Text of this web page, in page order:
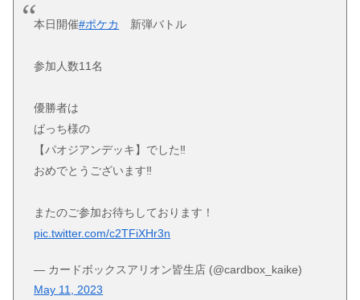
本日開催#ポケカ 新弾バトル
参加人数11名
優勝者は
ぱっち様の
【パオジアンデッキ】でした‼️
おめでとうございます‼️
またのご参加お待ちしております！
pic.twitter.com/c2TFiXHr3n
— カードボックスアリオン皆生店 (@cardbox_kaike)
May 11, 2023